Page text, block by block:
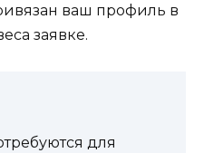
ваш профиль в
заявке.
для